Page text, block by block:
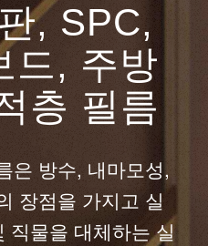
, SPC,
드, 주방
층 필름
은 방수, 내마모성,
장점을 가지고 실
직물을 대체하는 실